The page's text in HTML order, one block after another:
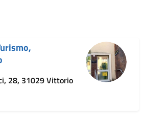
28, 31029 Vittorio